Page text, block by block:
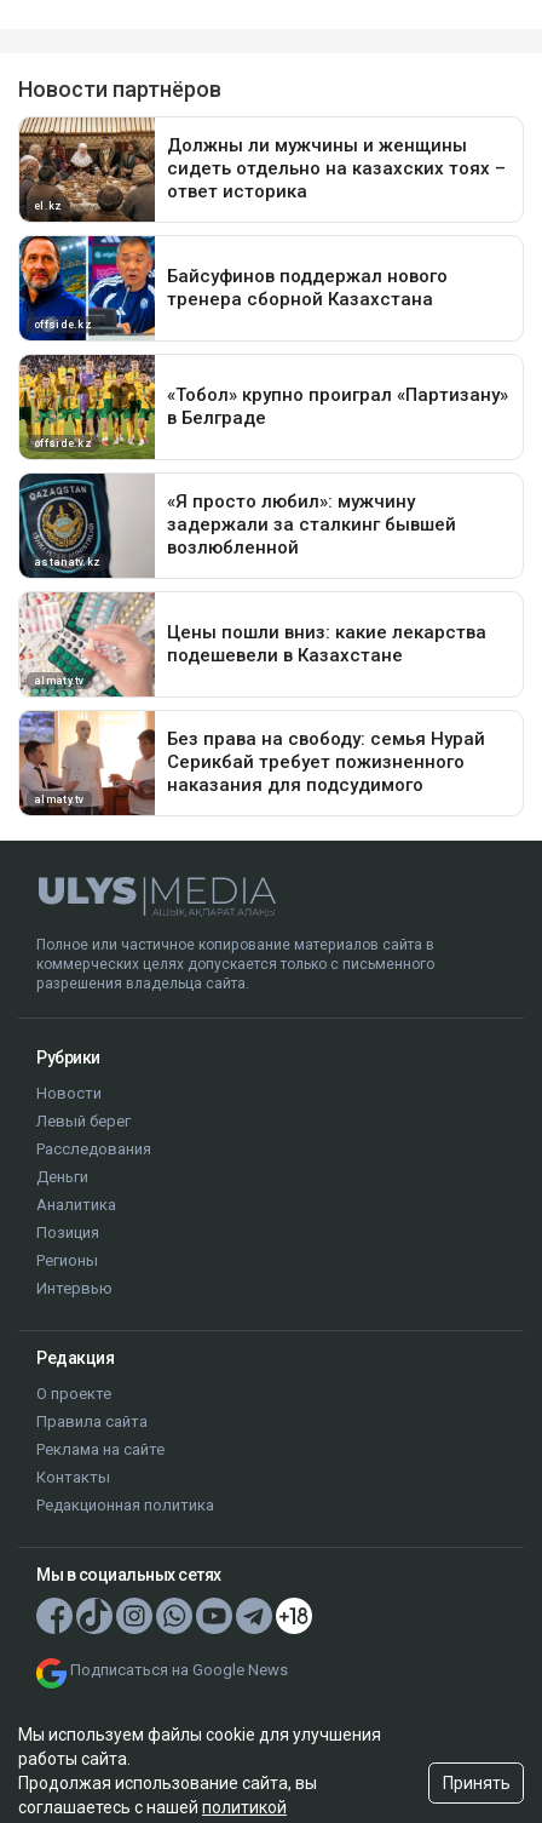
Полное или частичное копирование материалов сайта в
коммерческих целях допускается только с письменного
разрешения владельца сайта.
Рубрики
Новости
Левый берег
Расследования
Деньги
Аналитика
Позиция
Регионы
Интервью
Редакция
О проекте
Правила сайта
Реклама на сайте
Контакты
Редакционная политика
Мы в социальных сетях
Подписаться на Google News
Мы используем файлы cookie для улучшения
работы сайта.
Продолжая использование сайта, вы
соглашаетесь с нашей политикой
Принять